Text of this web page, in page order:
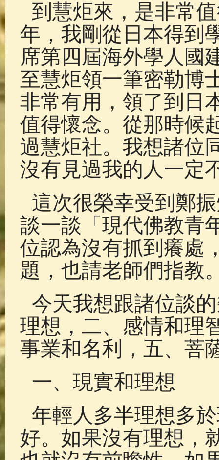
到慧炬來，是非常
年，我剛從日本得到
席第四屆海外學人國
至慧炬領一筆密勒博
非常有用，領了到日
值得懷念。從那時候
過慧炬社。我想諸位
沒有見過我的人一定
這次很榮幸受到鄭
談一談「現代佛教青
位認為沒有抓到癢處
題，也請老師們指教
今天我想跟諸位談
理想，二、感情和理
事業和名利，五、菩
一、現實和理想
年輕人多半理想多
好。如果沒有理想，